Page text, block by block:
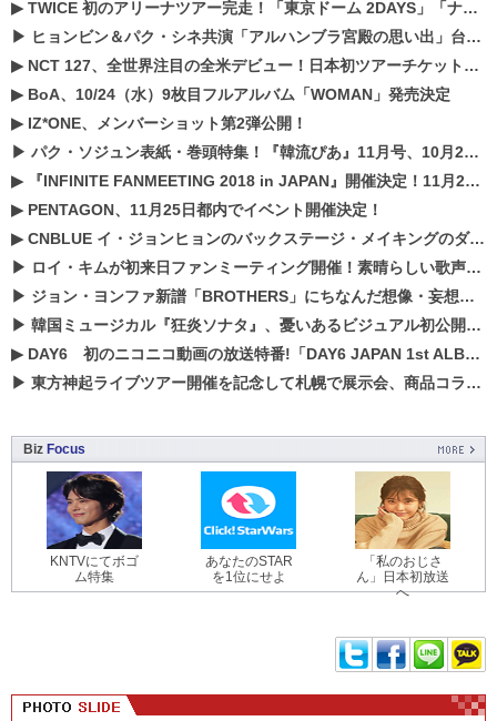
▶TWICE 初のアリーナツアー完走！「東京ドーム 2DAYS」「ナゴヤドーム1DAY」「京セラドーム1DAY」2019年ドームツアー開催決定！！
▶ ヒョンビン＆パク・シネ共演「アルハンブラ宮殿の思い出」台本読み現場を公開
▶ NCT 127、全世界注目の全米デビュー！日本初ツアーチケットが早くもプレミア化！？
▶ BoA、10/24（水）9枚目フルアルバム「WOMAN」発売決定
▶ IZ*ONE、メンバーショット第2弾公開！
▶ パク・ソジュン表紙・巻頭特集！『韓流ぴあ』11月号、10月22日（月）発売！
▶
『INFINITE FANMEETING 2018 in JAPAN』開催決定！11月21、22日にパシフィコ横浜にて実施
▶ PENTAGON、11月25日都内でイベント開催決定！
▶CNBLUE イ・ジョンヒョンのバックステージ・メイキングのダイジェスト映像が公開！
▶ ロイ・キムが初来日ファンミーティング開催！素晴らしい歌声に癒される贅沢な時間
▶ ジョン・ヨンファ新譜「BROTHERS」にちなんだ想像・妄想企画がスタート！
▶ 韓国ミュージカル『狂炎ソナタ』、憂いある​ビジュアル初公開!! 主役リョウク、SHIN、KENらのコメントが到着！
▶ DAY6 初のニコニコ動画の放送特番!「DAY6 JAPAN 1st ALBUM「UNLOCK」発売記念 ライブ@ニコ生」を配信決定!
▶ 東方神起ライブツアー開催を記念して札幌で展示会、商品コラボが実現！！
Biz Focus
KNTVにてボゴ
ム特集
あなたのSTAR
を1位にせよ
「私のおじさ
ん」日本初放送
へ